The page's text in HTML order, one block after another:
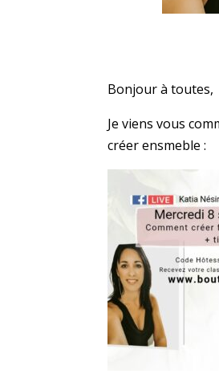
Bonjour à toutes,
Je viens vous
créer ensmeble :